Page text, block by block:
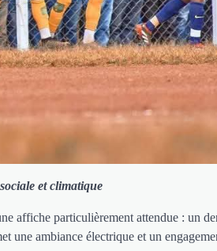
et climatique
affiche particulièrement attendue : un
une ambiance électrique et un